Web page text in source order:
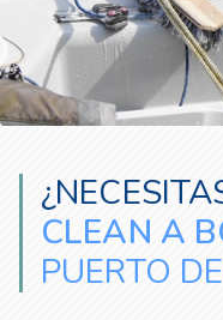
CLEAN A
PUERTO